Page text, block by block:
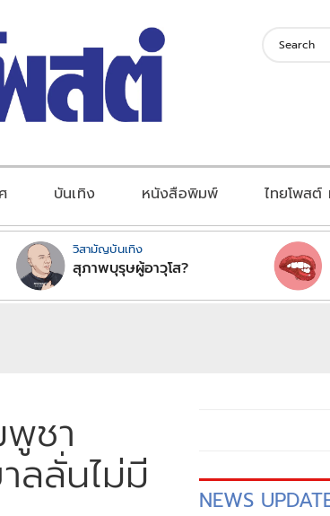
บันเทิง หนังสือพิมพ์ ไทยโพสต์
วิสามัญบันเทิง
สุภาพบุรุษผู้อาวุโส?
ชา
ลลั่นไม่มี NEWS